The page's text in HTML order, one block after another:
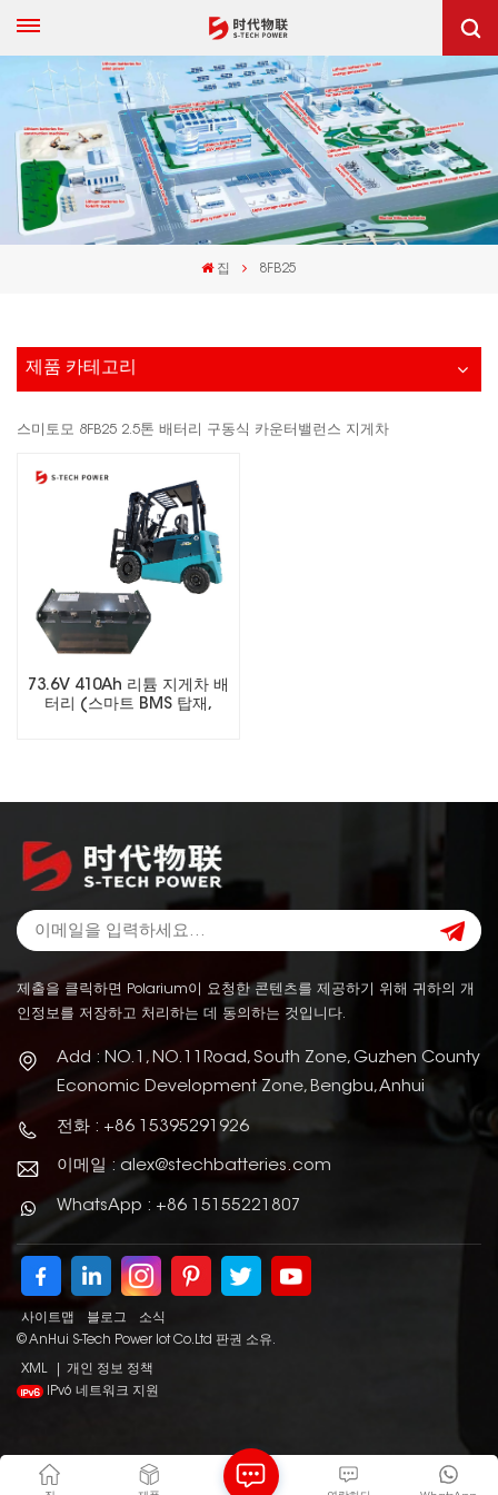
집 8FB25
제품 카테고리
스미토모 8FB25 2.5톤 배터리 구동식 카운터밸런스 지게차
73.6V 410Ah 리튬 지게차 배
터리 (스마트 BMS 탑재,
제출을 클릭하면 Polarium이 요청한 콘텐츠를 제공하기 위해 귀하의 개
인정보를 저장하고 처리하는 데 동의하는 것입니다.
Add : NO.1, NO.11Road, South Zone, Guzhen County
Economic Development Zone, Bengbu, Anhui
전화 : +86 15395291926
이메일 : alex@stechbatteries.com
WhatsApp : +86 15155221807
사이트맵 블로그
소식
© AnHui S-Tech Power Iot Co.Ltd 판권 소유.
XML
개인 정보 정책
IPv6 네트워크 지원